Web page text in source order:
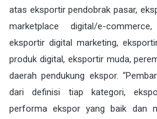
atas eksportir pendobrak pasar,
marketplace digital/e-
eksportir digital marketing,
produk digital, eksportir muda,
daerah pendukung ekspor.
dari definisi tiap kategori,
performa ekspor yang baik dan